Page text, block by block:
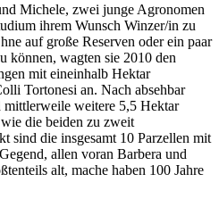
Michele, zwei junge Agronomen
ihrem Wunsch Winzer/in zu
auf große Reserven oder ein paar
können, wagten sie 2010 den
mit eineinhalb Hektar
Tortonesi an. Nach absehbar
mittlerweile weitere 5,5 Hektar
die beiden zu zweit
sind die insgesamt 10 Parzellen mit
allen voran Barbera und
alt, mache haben 100 Jahre